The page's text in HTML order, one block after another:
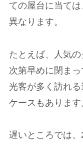
ての屋台に当て
異なります。
たとえば、人気
次第早めに閉ま
光客が多く訪れ
ケースもあります
遅いところでは